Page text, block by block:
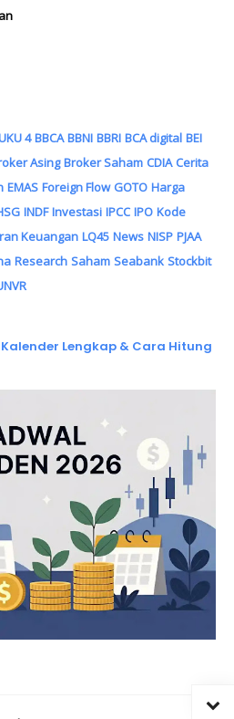
4 BBCA BBNI BBRI BCA digital BEI
Asing Broker Saham CDIA Cerita
EMAS Foreign Flow GOTO Harga
INDF Investasi IPCC IPO Kode
Keuangan LQ45 News NISP PJAA
Research Saham Seabank Stockbit
Lengkap & Cara Hitung